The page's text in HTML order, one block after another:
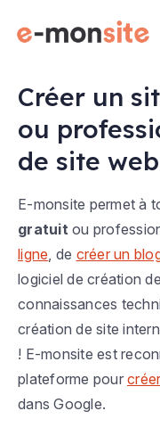
Créer un
ou
de site
E-monsite permet à
gratuit ou
ligne , de créer un
logiciel de création
connaissances
création de site
! E-monsite est
plateforme pour
dans Google.